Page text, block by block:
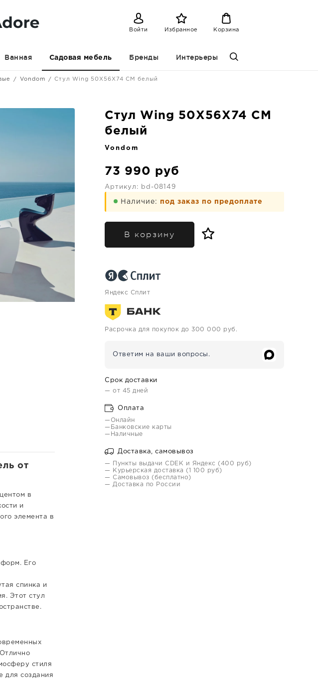
Войти Избранное Корзина
Ванная Садовая мебель Бренды Интерьеры
Vondom Стул Wing 50X56X74 CM белый
Стул Wing 50X56X74 CM
белый
Vondom
73 990 руб
Артикул: bd-08149
Наличие: под заказ по предоплате
В корзину
Яндекс Сплит
Расрочка для покупок до 300 000 руб.
Ответим на ваши вопросы.
Срок доставки
— от 45 дней
Оплата
—Онлайн
—Банковские карты
—Наличные
Доставка, самовывоз
— Пункты выдачи CDEK и Яндекс (400 руб)
— Курьерская доставка (1 100 руб)
— Самовывоз (бесплатно)
— Доставка по России
от
в
и
элемента в
Его
спинка и
Этот стул
стиля
для создания